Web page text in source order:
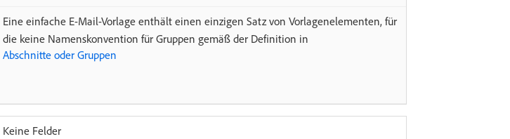
Eine einfache E-Mail-Vorlage enthält einen einzigen Satz von Vorlagenelementen, für
die keine Namenskonvention für Gruppen gemäß der Definition in
Abschnitte oder Gruppen
Keine Felder